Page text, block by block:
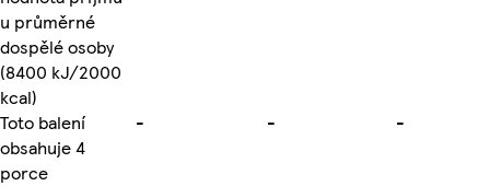
u průměrné
dospělé osoby
(8400 kJ/2000
kcal)
Toto balení
obsahuje 4
porce
- - -